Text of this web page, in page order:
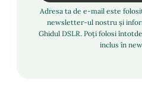
Adresa ta de e-mail este
newsletter-ul nostru și
Ghidul DSLR. Poți folosi
inclus în